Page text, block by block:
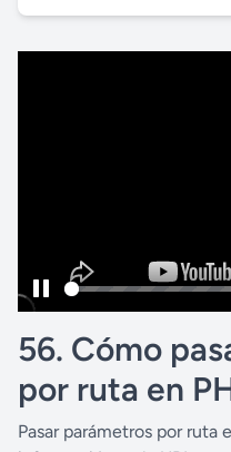
P
a
s
e
56. Cómo
por ruta en
Pasar parámetros por ruta